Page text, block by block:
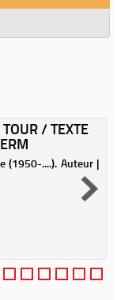
/ TEXTE
(1950-....). Auteur |